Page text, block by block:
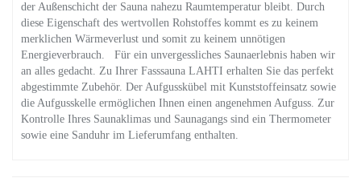
der Außenschicht der Sauna nahezu Raumtemperatur bleibt. Durch
diese Eigenschaft des wertvollen Rohstoffes kommt es zu keinem
merklichen Wärmeverlust und somit zu keinem unnötigen
Energieverbrauch. Für ein unvergessliches Saunaerlebnis haben wir
an alles gedacht. Zu Ihrer Fasssauna LAHTI erhalten Sie das perfekt
abgestimmte Zubehör. Der Aufgusskübel mit Kunststoffeinsatz sowie
die Aufgusskelle ermöglichen Ihnen einen angenehmen Aufguss. Zur
Kontrolle Ihres Saunaklimas und Saunagangs sind ein Thermometer
sowie eine Sanduhr im Lieferumfang enthalten.